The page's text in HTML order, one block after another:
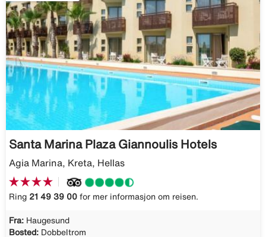
Santa Marina Plaza Giannoulis Hotels
Agia Marina, Kreta, Hellas
Ring 21 49 39 00 for mer informasjon om reisen.
Fra: Haugesund
Bosted: Dobbeltrom